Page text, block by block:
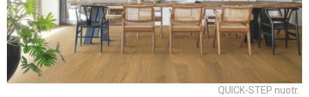
QUICK-STEP nuotr.